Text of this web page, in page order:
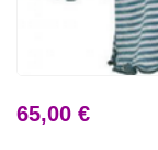
65,00 €